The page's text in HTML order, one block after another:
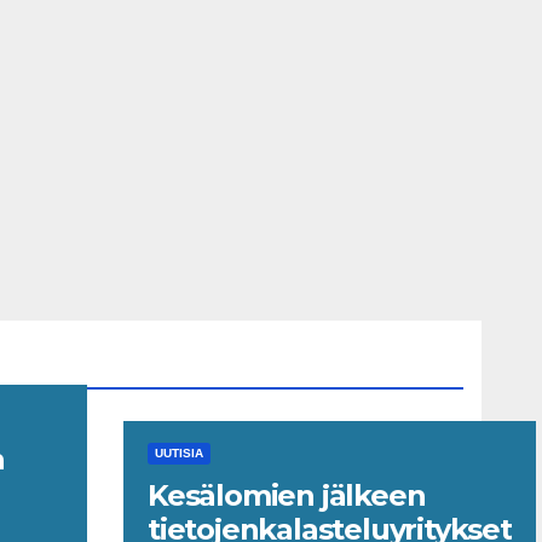
UUTISIA
Kesälomien jälkeen
tietojenkalasteluyritykset